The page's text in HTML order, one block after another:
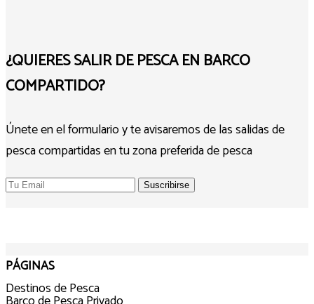
¿QUIERES SALIR DE PESCA EN BARCO
COMPARTIDO?
Únete en el formulario y te avisaremos de las salidas de
pesca compartidas en tu zona preferida de pesca
PÁGINAS
Destinos de Pesca